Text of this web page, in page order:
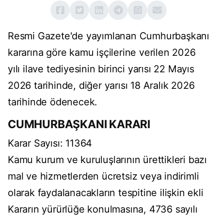
Resmi Gazete'de yayımlanan Cumhurbaşkanı
kararına göre kamu işçilerine verilen 2026
yılı ilave tediyesinin birinci yarısı 22 Mayıs
2026 tarihinde, diğer yarısı 18 Aralık 2026
tarihinde ödenecek.
CUMHURBAŞKANI KARARI
Karar Sayısı: 11364
Kamu kurum ve kuruluşlarının ürettikleri bazı
mal ve hizmetlerden ücretsiz veya indirimli
olarak faydalanacakların tespitine ilişkin ekli
Kararın yürürlüğe konulmasına, 4736 sayılı